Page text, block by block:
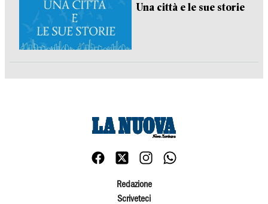
Una città e le sue storie
Redazione
Scriveteci